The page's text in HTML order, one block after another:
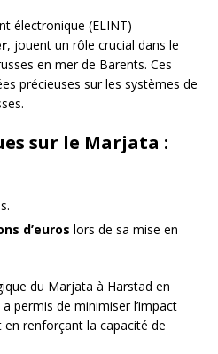
électronique (ELINT)
, jouent un rôle crucial dans le
en mer de Barents. Ces
précieuses sur les systèmes de
sur le Marjata :
d’euros lors de sa mise en
du Marjata à Harstad en
permis de minimiser l’impact
renforçant la capacité de